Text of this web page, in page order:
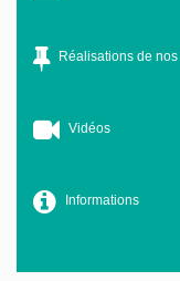
Réalisations de
Vidéos
Informations